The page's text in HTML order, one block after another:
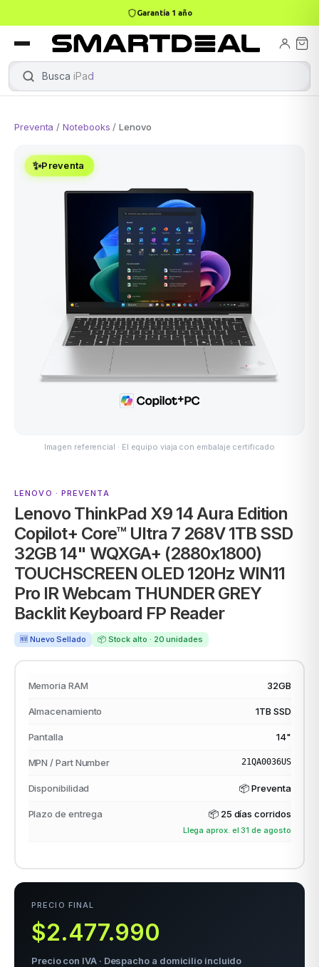
Garantía 1 año
Busca iPad
ACER
Preventa /Notebooks /Lenovo
✨Preventa
Imagen referencial · El equipo viaja con embalaje certificado
LENOVO · PREVENTA
Lenovo ThinkPad X9 14 Aura Edition
Copilot+ Core™ Ultra 7 268V 1TB SSD
32GB 14" WQXGA+ (2880x1800)
TOUCHSCREEN OLED 120Hz WIN11
Pro IR Webcam THUNDER GREY
Backlit Keyboard FP Reader
🆕 Nuevo Sellado 📦 Stock alto · 20 unidades
Memoria RAM 32GB
Almacenamiento 1TB SSD
Pantalla 14"
MPN / Part Number 21QA0036US
Disponibilidad 📦 Preventa
Plazo de entrega 📦 25 días corridos
Llega aprox. el 31 de agosto
PRECIO FINAL
$2.477.990
Precio con IVA · Despacho a domicilio incluido